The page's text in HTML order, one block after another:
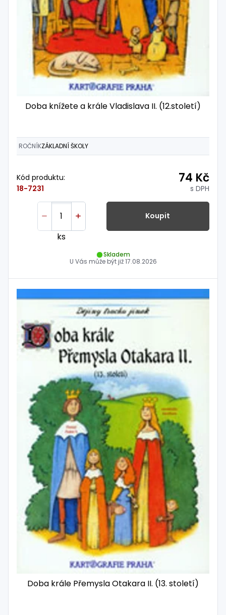
Doba knížete a krále Vladislava II. (12.století)
ROČNÍKZÁKLADNÍ ŠKOLY
Kód produktu:
18-7231
74 Kč
s DPH
ks
Koupit
Skladem
U Vás může být již17.08.2026
Doba krále Přemysla Otakara II. (13. století)